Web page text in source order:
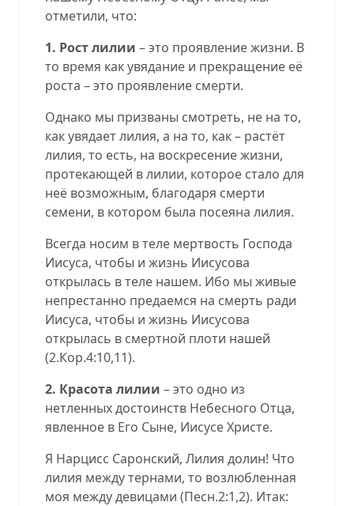
отметили, что:
1. Рост лилии – это проявление жизни. В
то время как увядание и прекращение её
роста – это проявление смерти.
Однако мы призваны смотреть, не на то,
как увядает лилия, а на то, как – растёт
лилия, то есть, на воскресение жизни,
протекающей в лилии, которое стало для
неё возможным, благодаря смерти
семени, в котором была посеяна лилия.
Всегда носим в теле мертвость Господа
Иисуса, чтобы и жизнь Иисусова
открылась в теле нашем. Ибо мы живые
непрестанно предаемся на смерть ради
Иисуса, чтобы и жизнь Иисусова
открылась в смертной плоти нашей
(2.Кор.4:10,11).
2. Красота лилии – это одно из
нетленных достоинств Небесного Отца,
явленное в Его Сыне, Иисусе Христе.
Я Нарцисс Саронский, Лилия долин! Что
лилия между тернами, то возлюбленная
моя между девицами (Песн.2:1,2). Итак: